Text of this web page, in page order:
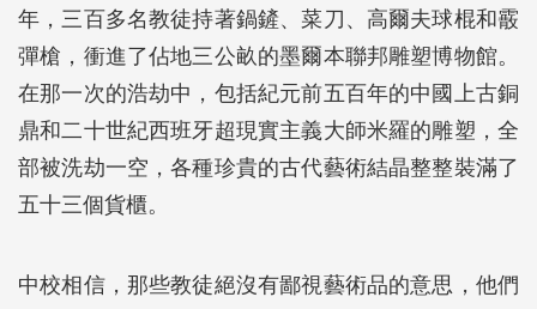
年，三百多名教徒持著鍋鏟、菜刀、高爾夫球棍和霰
彈槍，衝進了佔地三公畝的墨爾本聯邦雕塑博物館。
在那一次的浩劫中，包括紀元前五百年的中國上古銅
鼎和二十世紀西班牙超現實主義大師米羅的雕塑，全
部被洗劫一空，各種珍貴的古代藝術結晶整整裝滿了
五十三個貨櫃。
中校相信，那些教徒絕沒有鄙視藝術品的意思，他們